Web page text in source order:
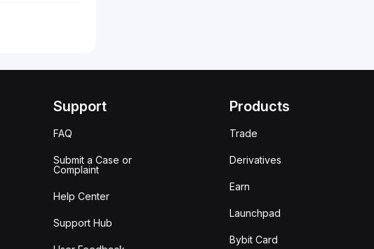
Support
FAQ
Submit a Case or
Complaint
Help Center
Support Hub
Products
Trade
Derivatives
Earn
Launchpad
Bybit Card